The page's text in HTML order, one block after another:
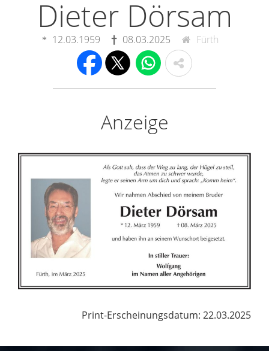
Dieter Dörsam
12.03.1959 08.03.2025 Fürth
Anzeige
Print-Erscheinungsdatum: 22.03.2025